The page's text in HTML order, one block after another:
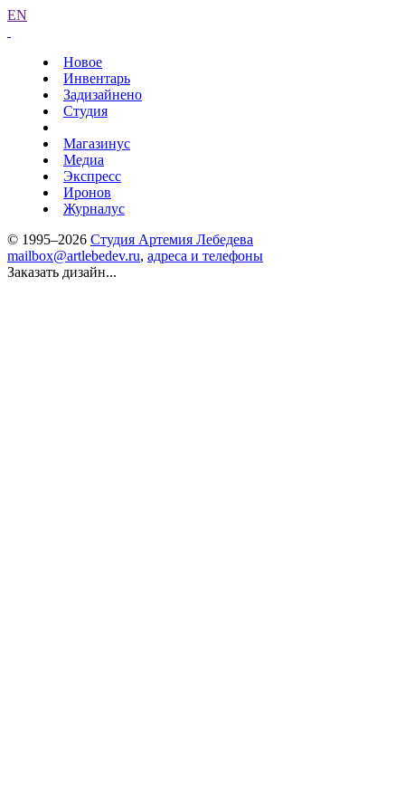
EN
Новое
Инвентарь
Задизайнено
Студия
Магазинус
Медиа
Экспресс
Иронов
Журналус
© 1995–2026 Студия Артемия Лебедева
mailbox@artlebedev.ru, адреса и телефоны
Заказать дизайн...